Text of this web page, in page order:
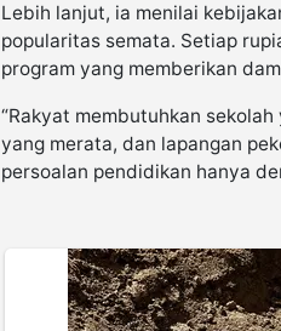
Lebih lanjut, ia menilai
popularitas semata. Setiap
program yang memberikan
“Rakyat membutuhkan
yang merata, dan lapangan
persoalan pendidikan hanya